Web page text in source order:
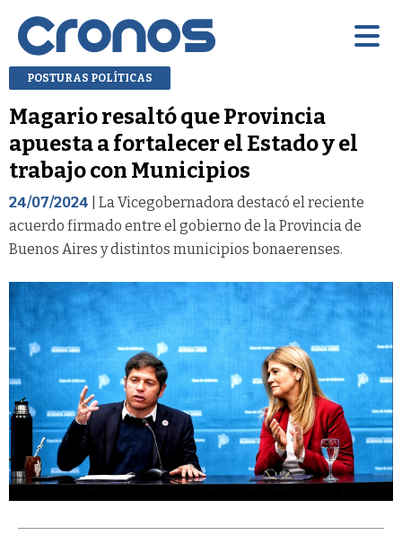
POSTURAS POLÍTICAS
Magario resaltó que Provincia
apuesta a fortalecer el Estado y el
trabajo con Municipios
24/07/2024 | La Vicegobernadora destacó el reciente
acuerdo firmado entre el gobierno de la Provincia de
Buenos Aires y distintos municipios bonaerenses.